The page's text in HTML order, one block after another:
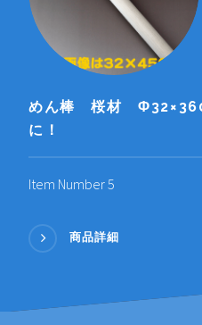
めん棒 桜材
に！
Item Number 5
商品詳細